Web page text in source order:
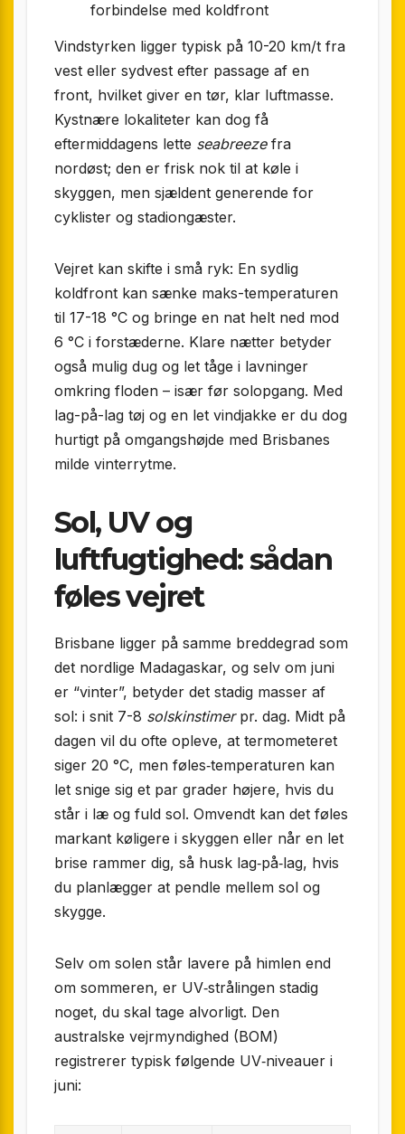
forbindelse med koldfront
Vindstyrken ligger typisk på 10-20 km/t fra
vest eller sydvest efter passage af en
front, hvilket giver en tør, klar luftmasse.
Kystnære lokaliteter kan dog få
eftermiddagens lette seabreezefra
nordøst; den er frisk nok til at køle i
skyggen, men sjældent generende for
cyklister og stadiongæster.
Vejret kan skifte i små ryk: En sydlig
koldfront kan sænke maks-temperaturen
til 17-18 °C og bringe en nat helt ned mod
6 °C i forstæderne. Klare nætter betyder
også mulig dug og let tåge i lavninger
omkring floden – især før solopgang. Med
lag-på-lag tøj og en let vindjakke er du dog
hurtigt på omgangshøjde med Brisbanes
milde vinterrytme.
Sol, UV og
luftfugtighed: sådan
føles vejret
Brisbane ligger på samme breddegrad som
det nordlige Madagaskar, og selv om juni
er “vinter”, betyder det stadig masser af
sol: i snit 7-8 solskinstimerpr. dag. Midt på
dagen vil du ofte opleve, at termometeret
siger 20 °C, men føles‐temperaturen kan
let snige sig et par grader højere, hvis du
står i læ og fuld sol. Omvendt kan det føles
markant køligere i skyggen eller når en let
brise rammer dig, så husk lag‐på‐lag, hvis
du planlægger at pendle mellem sol og
skygge.
Selv om solen står lavere på himlen end
om sommeren, er UV‐strålingen stadig
noget, du skal tage alvorligt. Den
australske vejrmyndighed (BOM)
registrerer typisk følgende UV‐niveauer i
juni: